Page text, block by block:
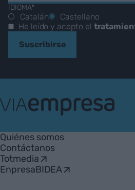
IDIOMA*
Catalán
Castellano
He leído y acepto el
Suscribirse
Empresa
Quiénes somos
Contáctanos
Totmedia
EnpresaBIDEA